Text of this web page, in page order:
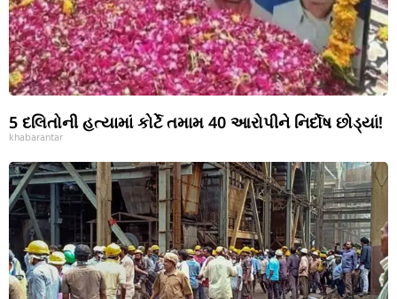
5 દલિતોની હત્યામાં કોર્ટે તમામ 40 આરોપીને નિર્દોષ છોડ્યાં!
khabarantar